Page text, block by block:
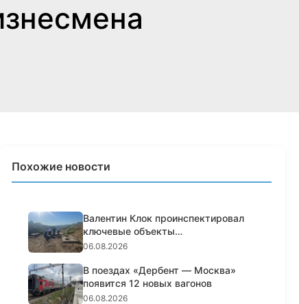
Похожие новости
Валентин Клок проинспектировал
ключевые объекты
водоснабжени...
06.08.2026
В поездах «Дербент — Москва»
появится 12 новых вагонов
06.08.2026